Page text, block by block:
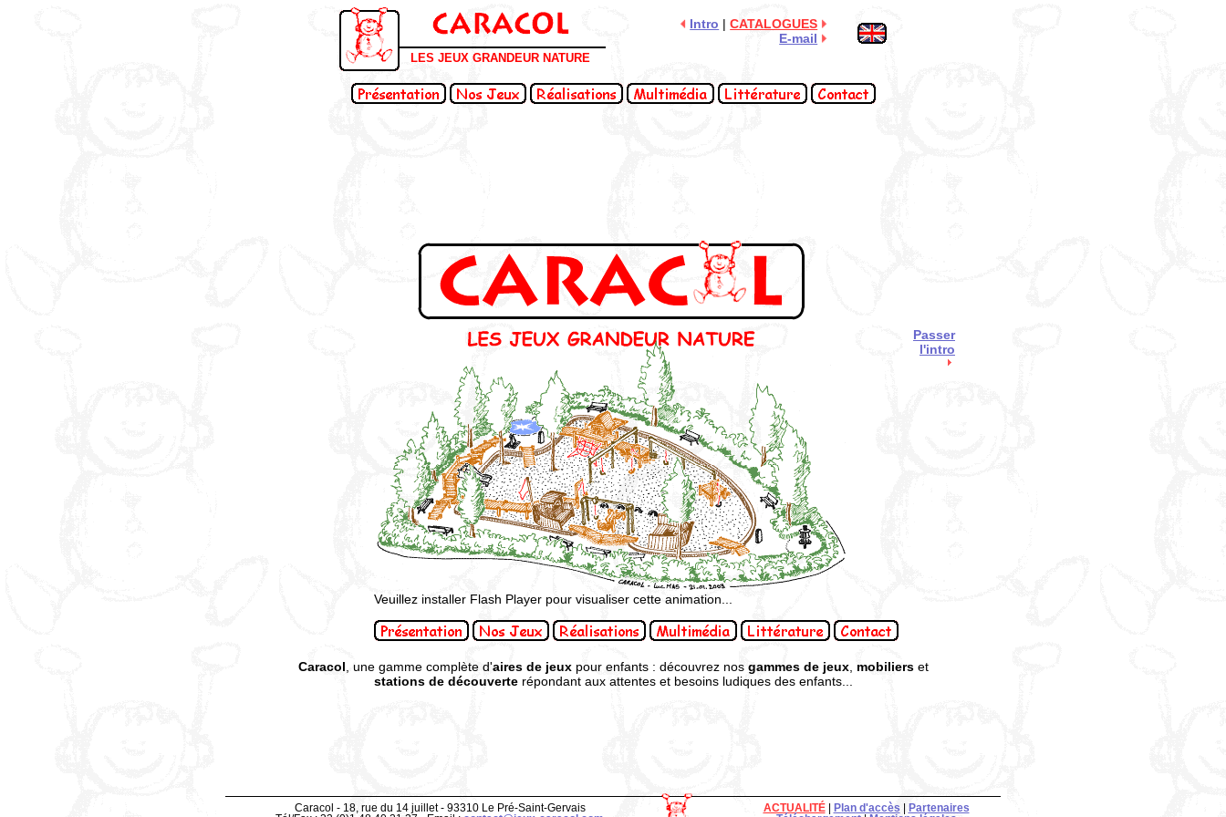
Intro |CATALOGUES
E-mail
LES JEUX GRANDEUR NATURE
Passer
l'intro
Veuillez installer Flash Player pour visualiser cette animation...
Caracol , une gamme complète d'aires de jeuxpour enfants : découvrez nos gammes de jeux, mobilierset
stations de découverterépondant aux attentes et besoins ludiques des enfants...
ACTUALITÉ| Plan d'accès
Partenaires
Caracol - 18, rue du 14 juillet - 93310 Le Pré-Saint-Gervais